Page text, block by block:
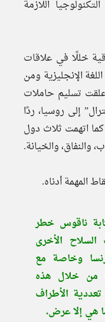
اللازمة
خللًا في علاقات
الإنجليزية ومن
تسليم حاملات
إلى روسيا، ردًا
كما اتهمت ثلاث دول
والنفاق، والخيانة.
المهمة أدناه.
ناقوس خطر
السلاح الأخرى
وخاصة مع
من خلال هذه
تعددية الأطراف
هي إلا عرض.